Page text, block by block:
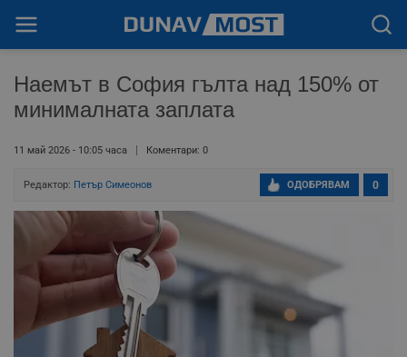
Наемът в София гълта над 150% от
минималната заплата
11 май 2026 - 10:05 часа Коментари: 0
Редактор: Петър Симеонов 0
ОДОБРЯВАМ